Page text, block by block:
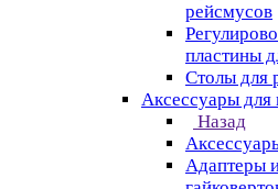
рейсмусов
пластины
Столы для
Аксессуары для
Назад
Адаптеры